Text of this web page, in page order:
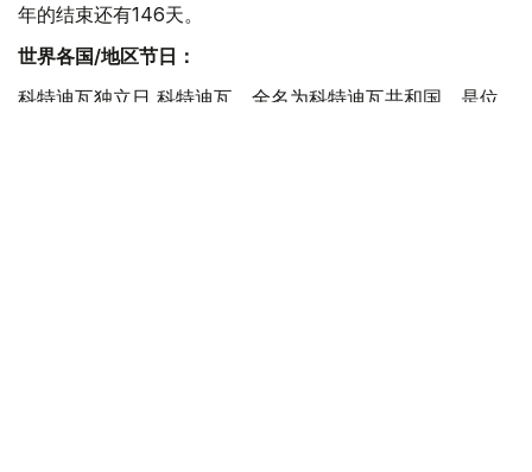
年的结束还有146天。
世界各国/地区节日：
科特迪瓦独立日 科特迪瓦，全名为科特迪瓦共和国，是位